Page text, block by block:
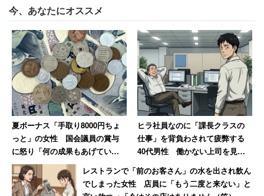
上位10駅に絞って見ると、約半数が千葉県にある駅だ。
JR総武線や京葉線は快速運行があり、東京駅までの所要
時間が短く、乗り換えの必要もないため、通勤に便利だ。
小岩駅は「商店街は商品の価格も安く、昭和
レトロ感のあふれる純喫茶店なども多い」
調査を行なったリクルート住まいカンパニーが注目するの
が、11位にランクインしたJR総武線の「小岩駅」（6.5万
円、20分、東京都江戸川区）。同駅には各駅停車しか止ま
今、あなたにオススメ
夏ボーナス「手取り8000円ちょ
っと」の女性 国会議員の賞与
に怒り「何の成果もあげていな
いのに、なんなら寝ているの
に」
ヒラ社員なのに「課長クラスの
仕事」を背負わされて疲弊する
40代男性 働かない上司を見て
気づいた「残酷な事実」
レストランで「前のお客さん」の水を出され飲ん
でしまった女性 店員に「もう二度と来ない」と